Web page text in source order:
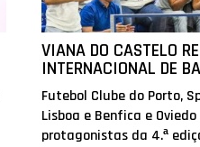
VIANA DO CASTELO
INTERNACIONAL DE
Futebol Clube do Porto,
Lisboa e Benfica e
protagonistas da 4.ª